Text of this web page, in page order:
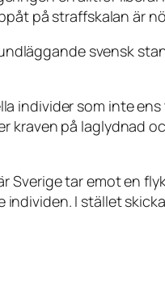
på straffskalan är
svensk
individer som inte
kraven på laglydnad
Sverige tar emot en
I stället